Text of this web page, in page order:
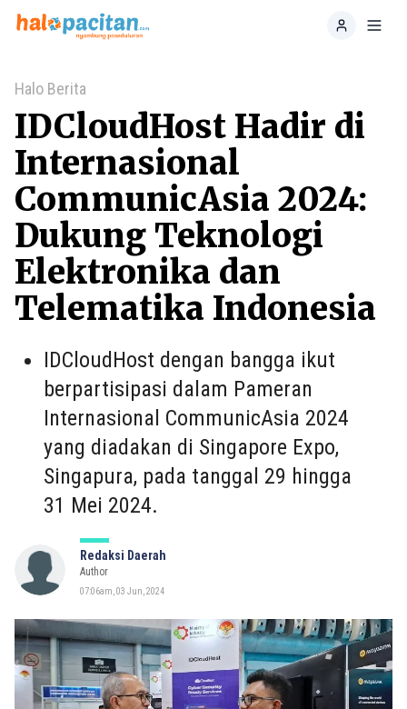
Home
Halo Berita
IDCloudHost Hadir di
Internasional
CommunicAsia 2024:
Dukung Teknologi
Elektronika dan
Telematika Indonesia
IDCloudHost dengan bangga ikut
berpartisipasi dalam Pameran
Internasional CommunicAsia 2024
yang diadakan di Singapore Expo,
Singapura, pada tanggal 29 hingga
31 Mei 2024.
Redaksi Daerah
Author
07:06am, 03 Jun, 2024